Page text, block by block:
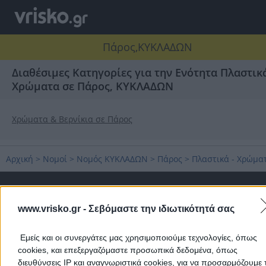
www.vrisko.gr - Σεβόμαστε την ιδιωτικότητά σας
Εμείς και οι συνεργάτες μας χρησιμοποιούμε τεχνολογίες, όπως
cookies, και επεξεργαζόμαστε προσωπικά δεδομένα, όπως
διευθύνσεις IP και αναγνωριστικά cookies, για να προσαρμόζουμε
Πάρος,ΚΥΚΛΑΔΩΝ
Διαθέσιμες Κατηγορίες για την Ενότητα
Χρώματα σε Πάρος, ΚΥΚΛΑΔΩΝ
Χρώματα & Βερνίκια σε Πάρος
Αρχική > Νομοί > Νομός ΚΥΚΛΑΔΩΝ > Πάρος > Πλαστικά -
Μετακομίσεις & Μεταφορές Κλειδιά & Κλειδαριές
Συνεργεία Αυτοκινήτων
Υδραυλικοί - Υδραυλικές Εγκαταστάσεις